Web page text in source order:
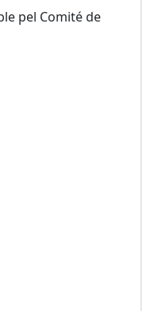
pel Comité de